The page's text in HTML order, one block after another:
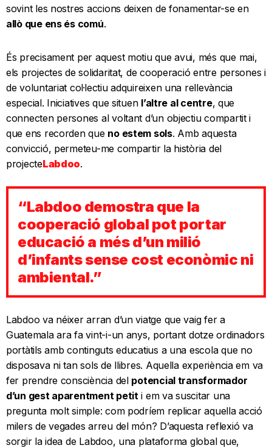
sovint les nostres accions deixen de fonamentar-se en
allò que ens és comú.
És precisament per aquest motiu que avui, més que mai,
els projectes de solidaritat, de cooperació entre persones i
de voluntariat col·lectiu adquireixen una rellevància
especial. Iniciatives que situen l’altre al centre, que
connecten persones al voltant d’un objectiu compartit i
que ens recorden que no estem sols. Amb aquesta
convicció, permeteu-me compartir la història del
projecteLabdoo.
“Labdoo demostra que la
cooperació global pot portar
educació a més d’un milió
d’infants sense cost econòmic ni
ambiental.”
Labdoo va néixer arran d’un viatge que vaig fer a
Guatemala ara fa vint-i-un anys, portant dotze ordinadors
portàtils amb continguts educatius a una escola que no
disposava ni tan sols de llibres. Aquella experiència em va
fer prendre consciència del potencial transformador
d’un gest aparentment petit i em va suscitar una
pregunta molt simple: com podríem replicar aquella acció
milers de vegades arreu del món? D’aquesta reflexió va
sorgir la idea de Labdoo, una plataforma global que,